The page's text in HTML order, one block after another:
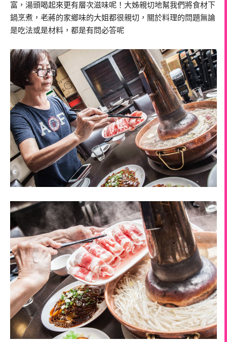
富，湯頭喝起來更有層次滋味呢！大姊親切地幫我們將食材下
鍋烹煮，老蔣的家鄉味的大姐都很親切，關於料理的問題無論
是吃法或是材料，都是有問必答呢